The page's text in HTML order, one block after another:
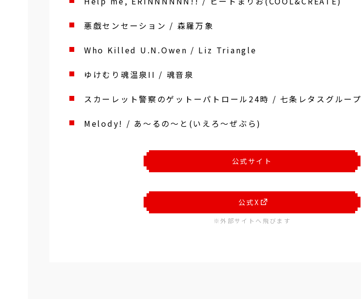
悪戯センセーション / 森羅万象
Who Killed U.N.Owen / Liz Triangle
ゆけむり魂温泉II / 魂音泉
スカーレット警察のゲットーパトロール24時 / 七条レタスグループ
Melody! / あ～るの～と(いえろ～ぜぶら)
公式サイト
公式X
※外部サイトへ飛びます